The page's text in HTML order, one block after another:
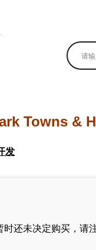
花搜索引擎
Towns &
发
时还未决定购买，请